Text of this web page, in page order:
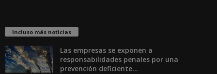
Incluso más noticias
Las empresas se exponen a
responsabilidades penales por una
prevención deficiente...